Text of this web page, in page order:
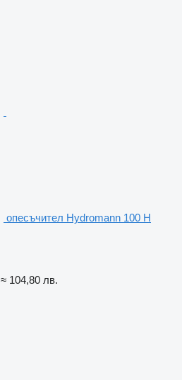
опесъчител Hydromann 100 H
≈ 104,80 лв.